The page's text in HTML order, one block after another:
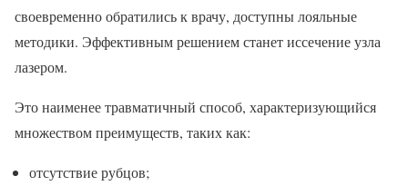
своевременно обратились к врачу, доступны лояльные
методики. Эффективным решением станет иссечение узла
лазером.
Это наименее травматичный способ, характеризующийся
множеством преимуществ, таких как:
отсутствие рубцов;